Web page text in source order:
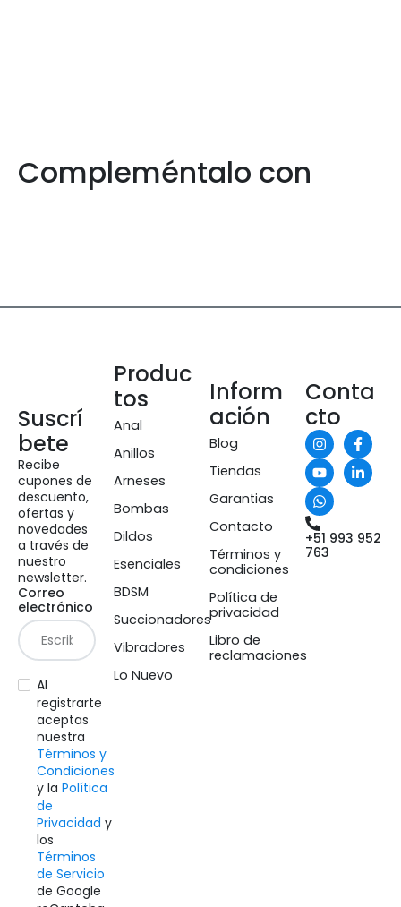
Compleméntalo con
Suscrí
bete
Recibe
cupones de
descuento,
ofertas y
novedades
a través de
nuestro
newsletter.
Correo
electrónico
Al
registrarte
aceptas
nuestra
Términos y
Condiciones
y la Política
de
Privacidad y
los
Términos
de Servicio
de Google
Produc
tos
Anal
Anillos
Arneses
Bombas
Dildos
Esenciales
BDSM
Succionadores
Vibradores
Lo Nuevo
Inform
ación
Blog
Tiendas
Garantias
Contacto
Términos y
condiciones
Política de
privacidad
Libro de
reclamaciones
Conta
cto
+51 993 952
763